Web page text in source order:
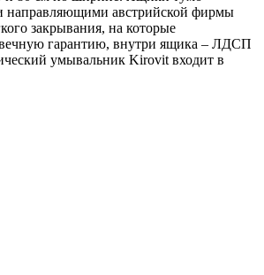
австрийской фирмы
закрывания, на которые
вечную гарантию, внутри ящика – ЛДСП
умывальник Kirovit входит в